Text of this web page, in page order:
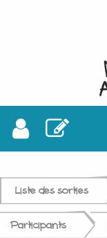
Liste des sorties
Participants